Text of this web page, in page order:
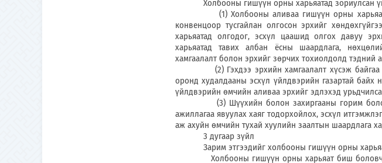
Холбооны гишүүн орны харьяатад зориулсан
(1) Холбооны аливаа гишүүн орны харьяат
конвенцоор тусгайлан олгосон эрхийг
харьяатад олгодог, эсхүл цаашид олгох давуу
харьяатад тавих албан ёсны шаардлага,
хамгаалалт болон эрхийг зөрчих тохиолдолд тэдний
(2) Гэхдээ эрхийн хамгаалалт хүсэж байгаа
оронд худалдааны эсхүл үйлдвэрийн газартай
үйлдвэрийн өмчийн аливаа эрхийг эдлэхэд
(3) Шүүхийн болон захиргааны горим болон
ажиллагаа явуулах хаяг тодорхойлох, эсхүл
аж ахуйн өмчийн тухай хуулийн заалтын шаардлага
3 дугаар зүйл
Зарим этгээдийг холбооны гишүүн орны
Холбооны гишүүн орны харьяат биш боловч